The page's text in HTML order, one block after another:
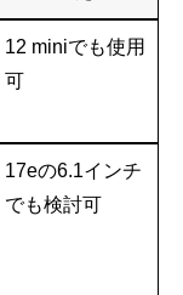
12 miniでも使用
可
17eの6.1インチ
でも検討可